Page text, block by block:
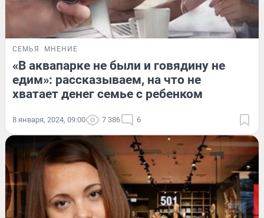
СЕМЬЯ МНЕНИЕ
«В аквапарке не были и говядину не
едим»: рассказываем, на что не
хватает денег семье с ребенком
8 января, 2024, 09:00 7 386 6